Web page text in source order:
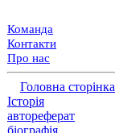
Команда
Контакти
Про нас
Головна сторінка
Історія
автореферат
біографія